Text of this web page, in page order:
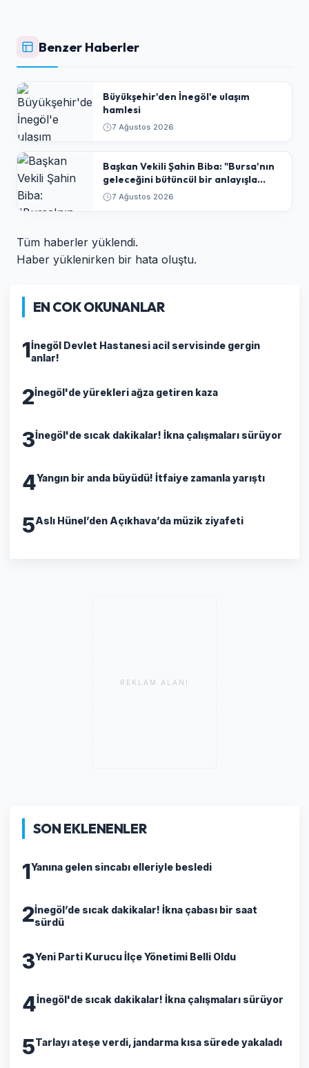
Benzer Haberler
Büyükşehir'den İnegöl'e ulaşım
hamlesi
7 Ağustos 2026
Başkan Vekili Şahin Biba: "Bursa'nın
geleceğini bütüncül bir anlayışla
planlıyoruz"
7 Ağustos 2026
Tüm haberler yüklendi.
Haber yüklenirken bir hata oluştu.
EN COK OKUNANLAR
1İnegöl Devlet Hastanesi acil servisinde gergin
anlar!
2İnegöl'de yürekleri ağza getiren kaza
3İnegöl'de sıcak dakikalar! İkna çalışmaları sürüyor
4Yangın bir anda büyüdü! İtfaiye zamanla yarıştı
5Aslı Hünel’den Açıkhava’da müzik ziyafeti
REKLAM ALANI
SON EKLENENLER
1Yanına gelen sincabı elleriyle besledi
2İnegöl’de sıcak dakikalar! İkna çabası bir saat
sürdü
3Yeni Parti Kurucu İlçe Yönetimi Belli Oldu
4İnegöl'de sıcak dakikalar! İkna çalışmaları sürüyor
5Tarlayı ateşe verdi, jandarma kısa sürede yakaladı